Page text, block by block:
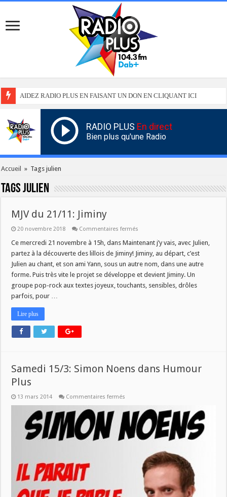
AIDEZ RADIO PLUS EN FAISANT UN DON EN CLIQUANT ICI
RADIO PLUS En direct
Bien plus qu'une Radio
Accueil » Tags julien
Tagsjulien
MJV du 21/11: Jiminy
20 novembre 2018 Commentaires fermés
du
Jiminy
Ce mercredi 21 novembre à 15h, dans Maintenant j’y vais, avec Julien,
partez à la découverte des lillois de Jiminy! Jiminy, au départ, c’est
Julien au chant, et son ami Yann, sous un autre nom, dans une autre
forme. Puis très vite le projet se développe et devient Jiminy. Un
groupe pop-rock aux textes joyeux, touchants, sensibles, drôles
parfois, pour …
Lire plus
Samedi 15/3: Simon Noens dans Humour
Plus
13 mars 2014 Commentaires fermés
15/3:
Simon
Noens
dans
Humour